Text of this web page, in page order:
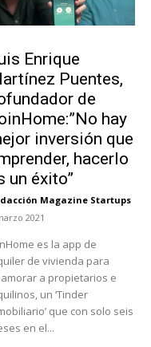
Enrique
Puentes,
de
hay
inversión que
hacerlo
un éxito”
Magazine Startups
2021
es la app de
de vivienda para
a propietarios e
un ‘Tinder
que con solo seis
en el...